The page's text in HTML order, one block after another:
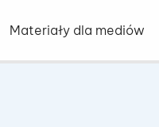
Materiały dla mediów